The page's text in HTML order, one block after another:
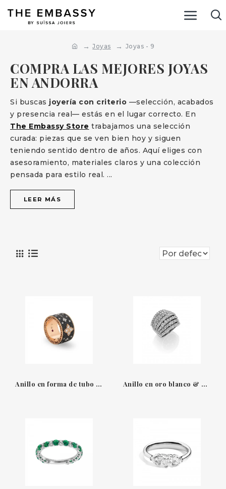
Joyas Joyas - 9
COMPRA LAS MEJORES JOYAS
EN ANDORRA
Si buscas joyería con criterio —selección, acabados
y presencia real— estás en el lugar correcto. En
The Embassy Store trabajamos una selección
curada: piezas que se ven bien hoy y siguen
teniendo sentido dentro de años. Aquí eliges con
asesoramiento, materiales claros y una colección
pensada para estilo real. ...
LEER MÁS
Anillo en forma de tubo oro rosa 18 QT & diamantes blancos - diamantes negros Venetian Princess Roberto Coin Anillo en oro blanco & diamantes XL Leo Pizzo